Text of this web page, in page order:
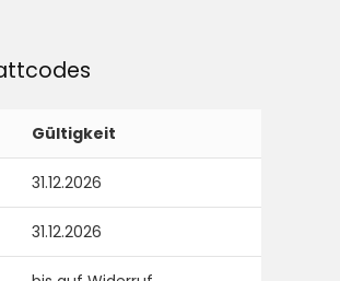
Gültigkeit
31.12.2026
31.12.2026